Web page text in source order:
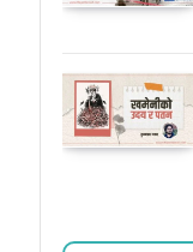
मेरो बिदा मेरो